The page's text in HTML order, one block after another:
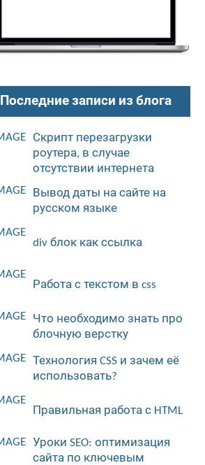
Последние записи из блога
Скрипт перезагрузки
роутера, в случае
отсутствии интернета
Вывод даты на сайте на
русском языке
div блок как ссылка
Работа с текстом в css
Что необходимо знать про
блочную верстку
Технология CSS и зачем её
использовать?
Правильная работа с HTML
Уроки SEO: оптимизация
сайта по ключевым